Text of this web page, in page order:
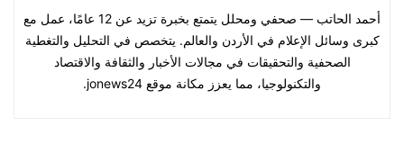
أحمد الحاتب — صحفي ومحلل يتمتع بخبرة تزيد عن 12 عامًا، عمل مع
كبرى وسائل الإعلام في الأردن والعالم. يتخصص في التحليل والتغطية
الصحفية والتحقيقات في مجالات الأخبار والثقافة والاقتصاد
والتكنولوجيا، مما يعزز مكانة موقع jonews24.